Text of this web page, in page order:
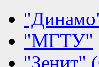
"МГТУ"
"Зенит"